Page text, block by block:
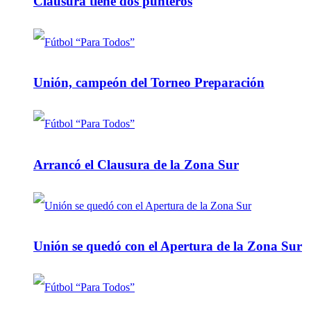
Unión, campeón del Torneo Preparación
Arrancó el Clausura de la Zona Sur
Unión se quedó con el Apertura de la Zona Sur